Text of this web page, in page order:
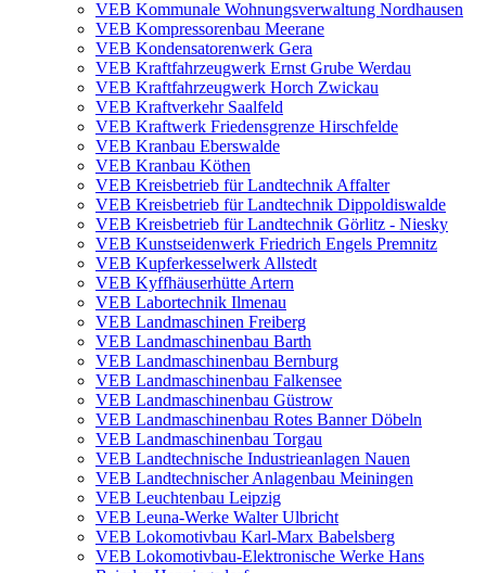
VEB Kommunale Wohnungsverwaltung Nordhausen
VEB Kompressorenbau Meerane
VEB Kondensatorenwerk Gera
VEB Kraftfahrzeugwerk Ernst Grube Werdau
VEB Kraftfahrzeugwerk Horch Zwickau
VEB Kraftverkehr Saalfeld
VEB Kraftwerk Friedensgrenze Hirschfelde
VEB Kranbau Eberswalde
VEB Kranbau Köthen
VEB Kreisbetrieb für Landtechnik Affalter
VEB Kreisbetrieb für Landtechnik Dippoldiswalde
VEB Kreisbetrieb für Landtechnik Görlitz - Niesky
VEB Kunstseidenwerk Friedrich Engels Premnitz
VEB Kupferkesselwerk Allstedt
VEB Kyffhäuserhütte Artern
VEB Labortechnik Ilmenau
VEB Landmaschinen Freiberg
VEB Landmaschinenbau Barth
VEB Landmaschinenbau Bernburg
VEB Landmaschinenbau Falkensee
VEB Landmaschinenbau Güstrow
VEB Landmaschinenbau Rotes Banner Döbeln
VEB Landmaschinenbau Torgau
VEB Landtechnische Industrieanlagen Nauen
VEB Landtechnischer Anlagenbau Meiningen
VEB Leuchtenbau Leipzig
VEB Leuna-Werke Walter Ulbricht
VEB Lokomotivbau Karl-Marx Babelsberg
VEB Lokomotivbau-Elektronische Werke Hans